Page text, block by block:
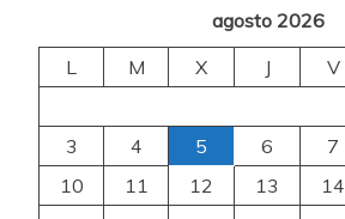
agosto 2026
L
M X J V
3
4 5 6 7
10
11 12 13 14